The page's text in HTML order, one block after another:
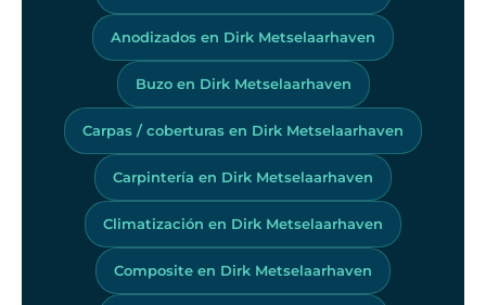
Anodizados en Dirk Metselaarhaven
Buzo en Dirk Metselaarhaven
Carpas / coberturas en Dirk Metselaarhaven
Carpintería en Dirk Metselaarhaven
Climatización en Dirk Metselaarhaven
Composite en Dirk Metselaarhaven